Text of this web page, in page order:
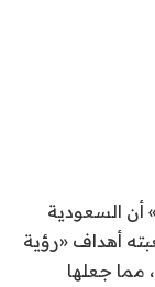
أوضح تصنيف تقرير «إيدلمان للثقة 2025» أن السعودية
أهداف «رؤية
مما جعلها